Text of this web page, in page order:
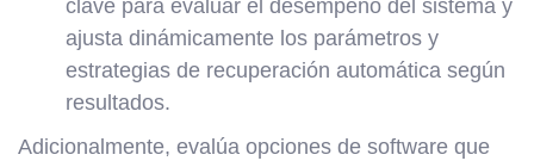
clave para evaluar el desempeño del sistema y
ajusta dinámicamente los parámetros y
estrategias de recuperación automática según
resultados.
Adicionalmente, evalúa opciones de software que